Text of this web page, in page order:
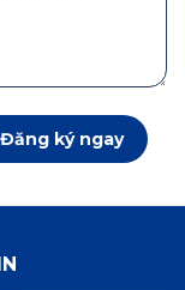
Đăng ký ngay